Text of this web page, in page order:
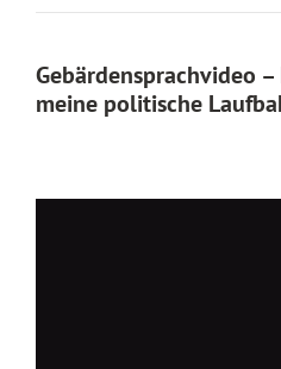
Gebärdensprachvideo
meine politische